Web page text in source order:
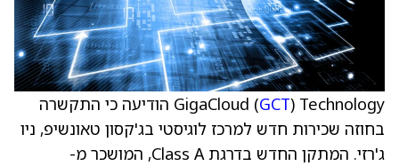
GigaCloud (GCT
) Technology הודיעה כי התקשרה
בחוזה שכירות חדש למרכז לוגיסטי בג'קסון טאונשיפ, ניו
ג'רזי. המתקן החדש בדרגת Class A, המושכר מ-